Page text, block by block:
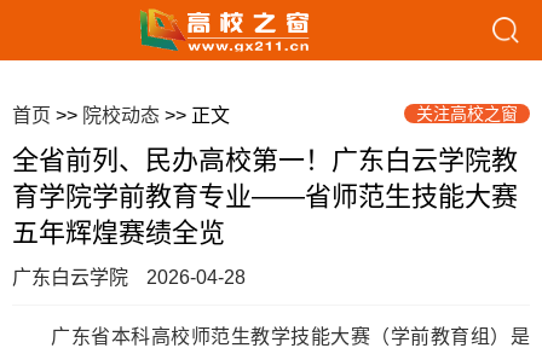
首页 >> 院校动态 >> 正文 关注高校之窗
全省前列、民办高校第一！广东白云学院教
育学院学前教育专业——省师范生技能大赛
五年辉煌赛绩全览
广东白云学院 2026-04-28
广东省本科高校师范生教学技能大赛（学前教育组）是